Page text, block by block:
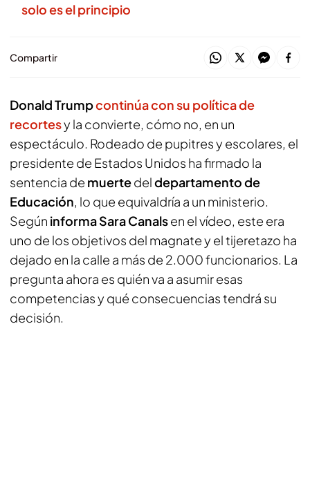
solo es el principio
Compartir
Donald Trumpcontinúa con su política de
recortesy la convierte, cómo no, en un
espectáculo. Rodeado de pupitres y escolares, el
presidente de Estados Unidos ha firmado la
sentencia de muertedeldepartamento de
Educación, lo que equivaldría a un ministerio.
Según informa Sara Canalsen el vídeo, este era
uno de los objetivos del magnate y el tijeretazo ha
dejado en la calle a más de 2.000 funcionarios. La
pregunta ahora es quién va a asumir esas
competencias y qué consecuencias tendrá su
decisión.